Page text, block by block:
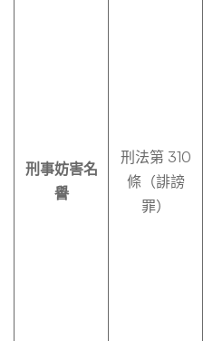
刑事妨害名
譽
刑法第 310
條（誹謗
罪）